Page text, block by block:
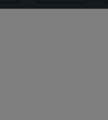
الخدمات الرقمية